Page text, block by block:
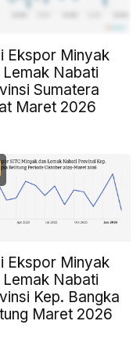
Ekspor Minyak
Lemak Nabati
Sumatera
Maret 2026
Ekspor Minyak
Lemak Nabati
Kep. Bangka
Maret 2026